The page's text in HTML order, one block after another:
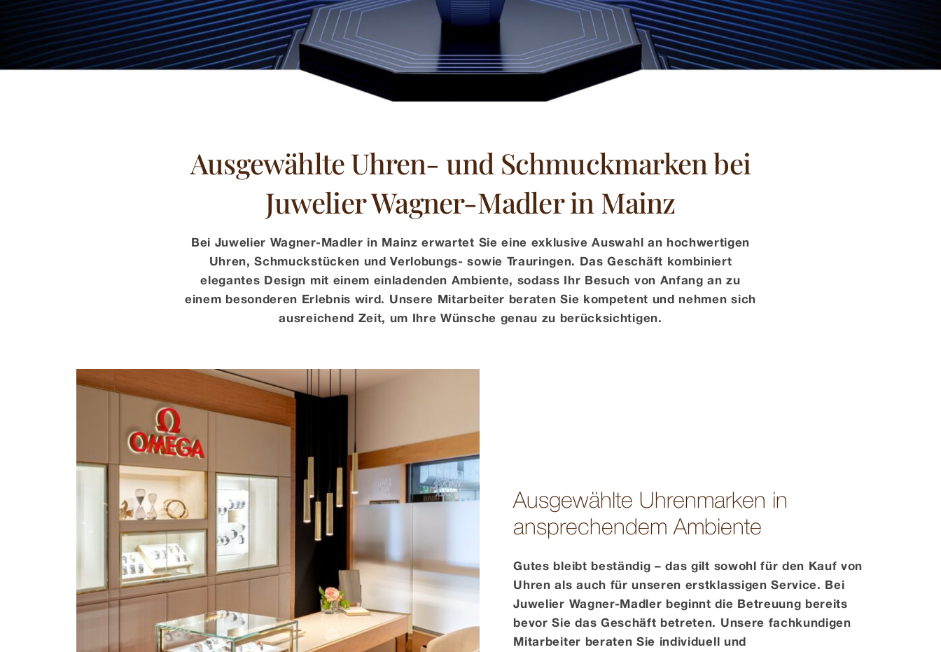
Ausgewählte Uhren- und Schmuck­marken bei
Juwelier Wagner-Madler in Mainz
Bei Juwelier Wagner-Madler in Mainz erwartet Sie eine exklusive Auswahl an hochwertigen
Uhren, Schmuckstücken und Verlobungs- sowie Trauringen. Das Geschäft kombiniert
elegantes Design mit einem einladenden Ambiente, sodass Ihr Besuch von Anfang an zu
einem besonderen Erlebnis wird. Unsere Mitarbeiter beraten Sie kompetent und nehmen sich
ausreichend Zeit, um Ihre Wünsche genau zu berücksichtigen.
Ausgewählte Uhren­marken in
ansprechendem Ambiente
Gutes bleibt beständig – das gilt sowohl für den Kauf von
Uhren als auch für unseren erstklassigen Service. Bei
Juwelier Wagner-Madler beginnt die Betreuung bereits
bevor Sie das Geschäft betreten. Unsere fachkundigen
Mitarbeiter beraten Sie individuell und